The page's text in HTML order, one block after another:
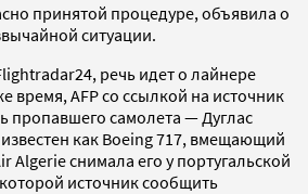
принятой процедуре, объявила о
ситуации.
речь идет о лайнере
время, AFP со ссылкой на источник
пропавшего самолета — Дуглас
как Boeing 717, вмещающий
Algerie снимала его у португальской
источник сообщить